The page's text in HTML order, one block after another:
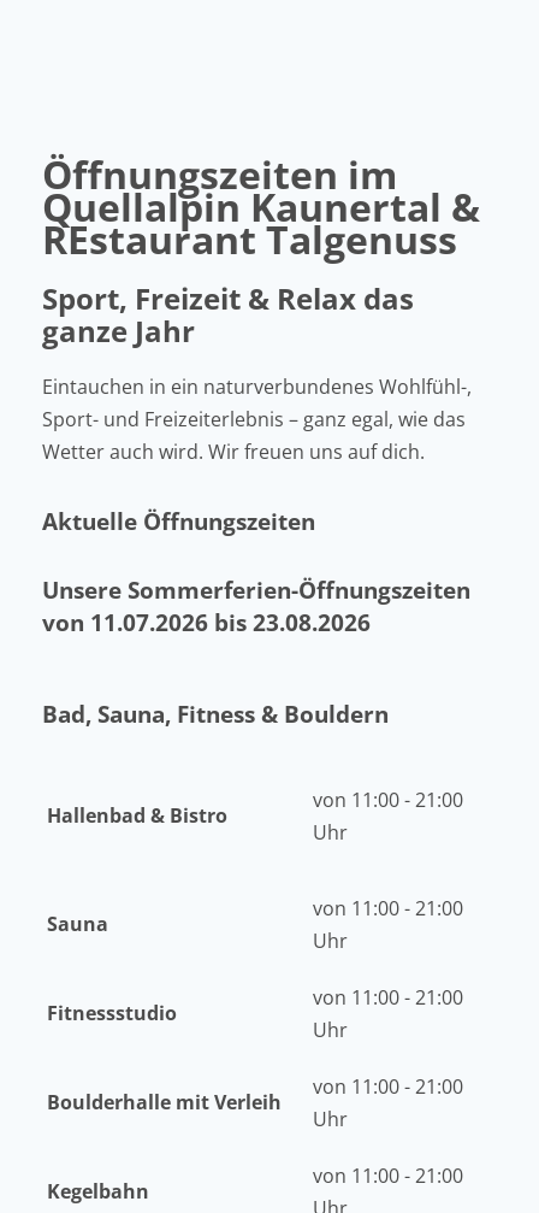
Öffnungszeiten im
Quellalpin Kaunertal &
REstaurant Talgenuss
Sport, Freizeit & Relax das
ganze Jahr
Eintauchen in ein naturverbundenes Wohlfühl-,
Sport- und Freizeiterlebnis – ganz egal, wie das
Wetter auch wird. Wir freuen uns auf dich.
Aktuelle Öffnungszeiten
Unsere Sommerferien-Öffnungszeiten
von 11.07.2026 bis 23.08.2026
Bad, Sauna, Fitness & Bouldern
Hallenbad & Bistro
von 11:00 - 21:00
Uhr
Sauna
von 11:00 - 21:00
Uhr
Fitnessstudio
von 11:00 - 21:00
Uhr
Boulderhalle mit Verleih
von 11:00 - 21:00
Uhr
Kegelbahn
von 11:00 - 21:00